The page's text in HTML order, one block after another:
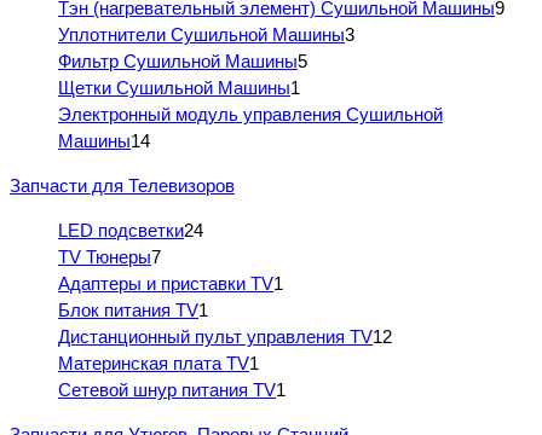
Тэн (нагревательный элемент) Сушильной Машины9
Уплотнители Сушильной Машины3
Фильтр Сушильной Машины5
Щетки Сушильной Машины1
Электронный модуль управления Сушильной
Машины14
Запчасти для Телевизоров
LED подсветки24
TV Тюнеры7
Адаптеры и приставки TV1
Блок питания TV1
Дистанционный пульт управления TV12
Материнская плата TV1
Сетевой шнур питания TV1